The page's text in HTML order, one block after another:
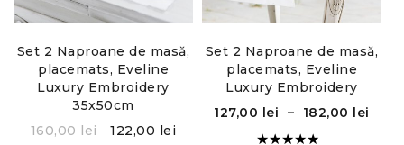
Set 2 Naproane de masă,
placemats, Eveline
Luxury Embroidery
35x50cm
160,00lei 122,00 lei
Set 2 Naproane de masă,
placemats, Eveline
Luxury Embroidery
127,00 lei – 182,00 lei